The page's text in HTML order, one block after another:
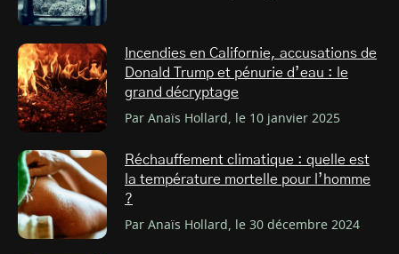
Incendies en Californie, accusations de
Donald Trump et pénurie d’eau : le
grand décryptage
Par Anaïs Hollard, le 10 janvier 2025
Réchauffement climatique : quelle est
la température mortelle pour l’homme
?
Par Anaïs Hollard, le 30 décembre 2024